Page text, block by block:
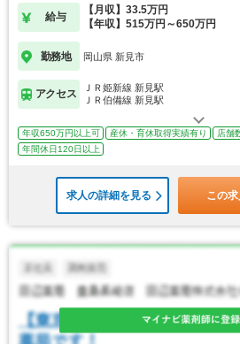
給与
【月収】33.5万円
【年収】515万円～650万円
勤務地 岡山県 新見市
アクセス
ＪＲ姫新線 新見駅
ＪＲ伯備線 新見駅
年収650万円以上可 産休・育休取得実績有り 店舗
年間休日120日以上
求人の詳細を見る この